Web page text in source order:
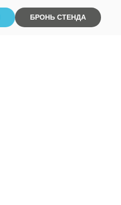
БРОНЬ СТЕНДА